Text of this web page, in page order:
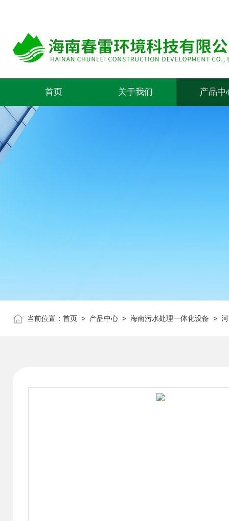
首页 关于我们 产品中
当前位置： 首页 > 产品中心 > 海南污水处理一体化设备 >